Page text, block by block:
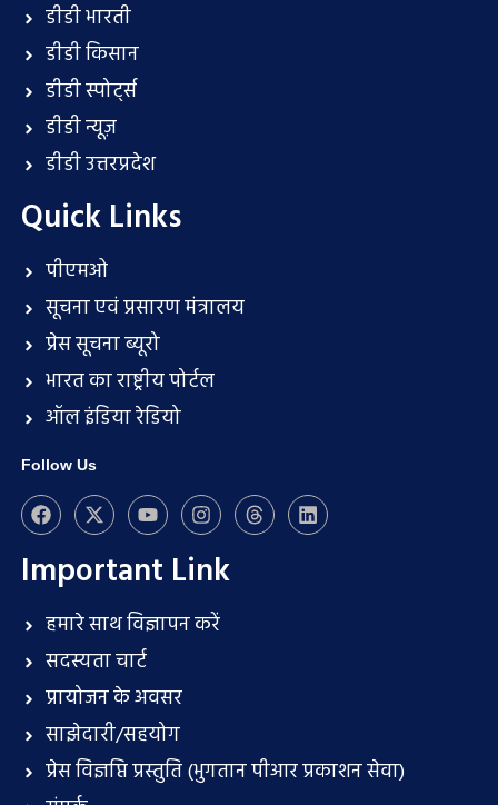
डीडी भारती
डीडी किसान
डीडी स्पोर्ट्स
डीडी न्यूज़
डीडी उत्तरप्रदेश
Quick Links
पीएमओ
सूचना एवं प्रसारण मंत्रालय
प्रेस सूचना ब्यूरो
भारत का राष्ट्रीय पोर्टल
ऑल इंडिया रेडियो
Follow Us
Important Link
हमारे साथ विज्ञापन करें
सदस्यता चार्ट
प्रायोजन के अवसर
साझेदारी/सहयोग
प्रेस विज्ञप्ति प्रस्तुति (भुगतान पीआर प्रकाशन सेवा)